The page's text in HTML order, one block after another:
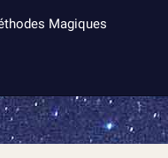
Magiques